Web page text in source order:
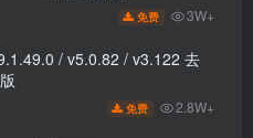
免费 3W+
/ v5.0.82 / v3.122 去
免费 2.8W+